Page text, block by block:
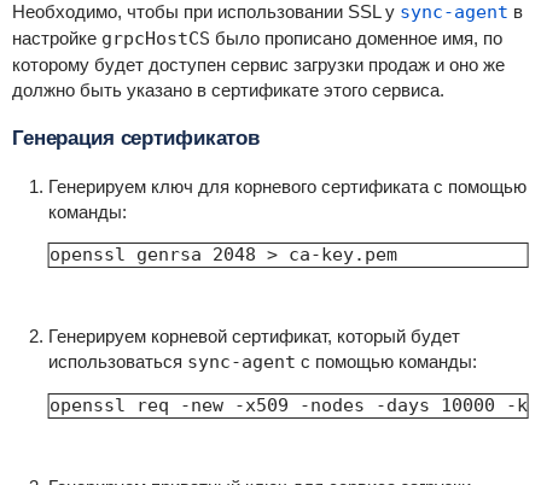
Необходимо, чтобы при использовании SSL у sync-agent в
настройке grpcHostCS было прописано доменное имя, по
которому будет доступен сервис загрузки продаж и оно же
должно быть указано в сертификате этого сервиса.
Генерация сертификатов
Генерируем ключ для корневого сертификата с помощью
команды:
openssl genrsa 2048 > ca-key.pem
Генерируем корневой сертификат, который будет
использоваться sync-agent с помощью команды:
openssl req -new -x509 -nodes -days 10000 -